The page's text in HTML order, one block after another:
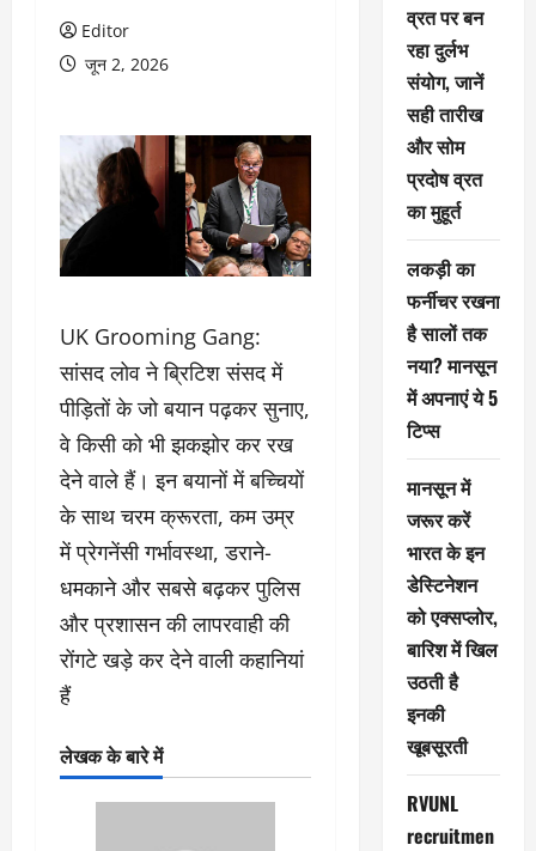
Editor
जून 2, 2026
UK Grooming Gang:
सांसद लोव ने ब्रिटिश संसद में
पीड़ितों के जो बयान पढ़कर सुनाए,
वे किसी को भी झकझोर कर रख
देने वाले हैं। इन बयानों में बच्चियों
के साथ चरम क्रूरता, कम उम्र
में प्रेगनेंसी गर्भावस्था, डराने-
धमकाने और सबसे बढ़कर पुलिस
और प्रशासन की लापरवाही की
रोंगटे खड़े कर देने वाली कहानियां
हैं
लेखक के बारे में
व्रत पर बन
रहा दुर्लभ
संयोग, जानें
सही तारीख
और सोम
प्रदोष व्रत
का मुहूर्त
लकड़ी का
फर्नीचर रखना
है सालों तक
नया? मानसून
में अपनाएं ये 5
टिप्स
मानसून में
जरूर करें
भारत के इन
डेस्टिनेशन
को एक्सप्लोर,
बारिश में खिल
उठती है
इनकी
खूबसूरती
RVUNL
recruitmen